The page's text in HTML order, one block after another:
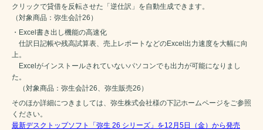
クリックで貸借を反転させた「逆仕訳」を自動生成できます。
（対象商品：弥生会計26）
・Excel書き出し機能の高速化
仕訳日記帳や残高試算表、売上レポートなどのExcel出力速度を大幅に向
上。
Excelがインストールされていないパソコンでも出力が可能になりまし
た。
（対象商品：弥生会計26、弥生販売26）
そのほか詳細につきましては、弥生株式会社様の下記ホームページをご参照
ください。
最新デスクトップソフト「弥生 26 シリーズ」を12月5日（金）から発売